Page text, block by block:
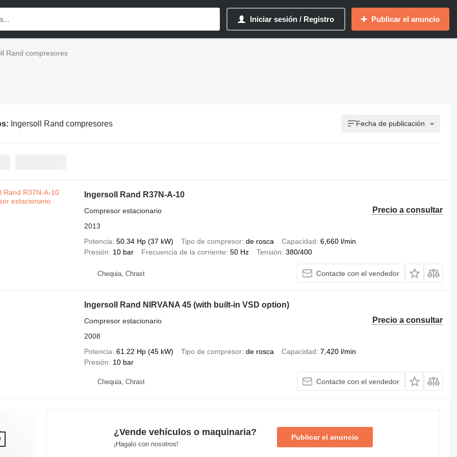
Iniciar sesión / Registro Publicar el anuncio
Rand compresores
Ingersoll Rand compresores Fecha de publicación
Ingersoll Rand R37N-A-10
Precio a consultar
Compresor estacionario
2013
Potencia 50.34 Hp (37 kW) Tipo de compresor de rosca Capacidad 6,660 l/min
Presión
10 bar Frecuencia de la corriente 50 Hz Tensión 380/400
Chequia, Chrast Contacte con el vendedor
Ingersoll Rand NIRVANA 45 (with built-in VSD option)
Precio a consultar
Compresor estacionario
2008
Potencia 61.22 Hp (45 kW) Tipo de compresor de rosca Capacidad 7,420 l/min
Presión
10 bar
Chequia, Chrast Contacte con el vendedor
¿Vende vehículos o maquinaria?
¡Hagalo con nosotros!
Publicar el anuncio